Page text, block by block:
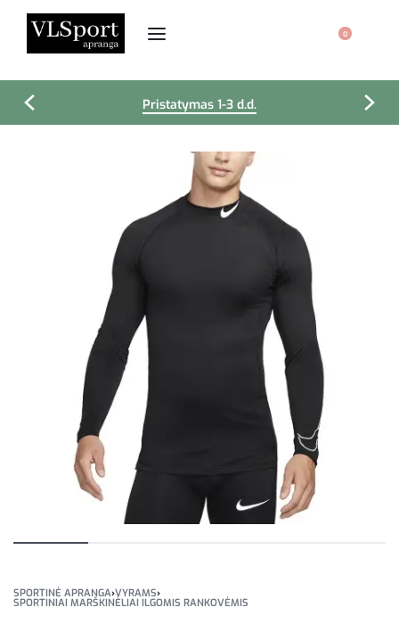
0
Pristatymas 1-3 d.d.
SPORTINĖ APRANGA›VYRAMS›
SPORTINIAI MARŠKINĖLIAI ILGOMIS RANKOVĖMIS